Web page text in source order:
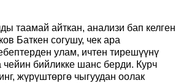
таамай айткан, анализи бап келген
Баткен согушу, чек ара
улам, ичтен тирешүүнү
чейин бийликке шанс берди. Курч
жүрүштөргө чыгуудан оолак